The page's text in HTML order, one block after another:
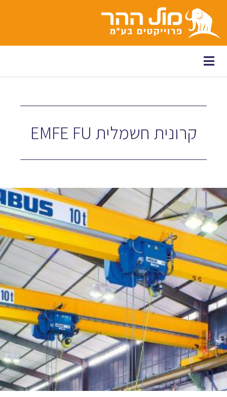
קרונית חשמלית EMFE FU